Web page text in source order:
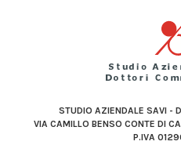
STUDIO AZIENDALE SAVI -
VIA CAMILLO BENSO CONTE DI
P.IVA